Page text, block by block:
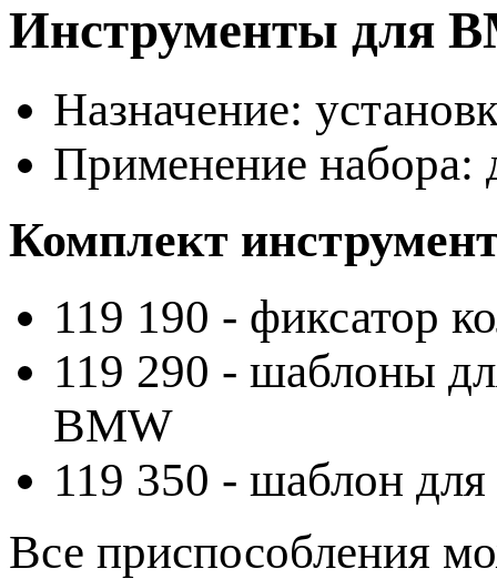
Инструменты для
Назначение:
Применение набора:
Комплект
119 190 - фиксатор
119 290 - шаблоны
BMW
119 350 - шаблон
Все приспособления